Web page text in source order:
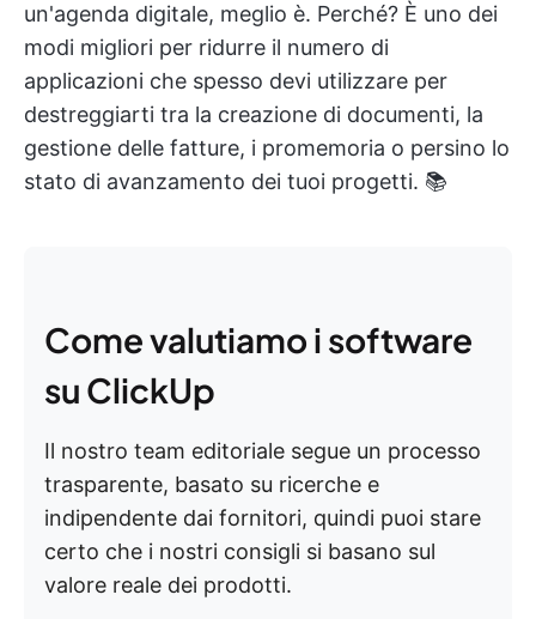
un'agenda digitale, meglio è. Perché? È uno dei
modi migliori per ridurre il numero di
applicazioni che spesso devi utilizzare per
destreggiarti tra la creazione di documenti, la
gestione delle fatture, i promemoria o persino lo
stato di avanzamento dei tuoi progetti. 📚
Come valutiamo i software
su ClickUp
Il nostro team editoriale segue un processo
trasparente, basato su ricerche e
indipendente dai fornitori, quindi puoi stare
certo che i nostri consigli si basano sul
valore reale dei prodotti.